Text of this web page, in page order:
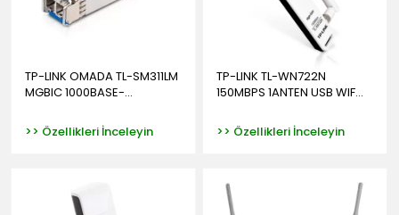
TP-LINK OMADA TL-SM311LM
MGBIC 1000BASE-...
>> Özellikleri İnceleyin
TP-LINK TL-WN722N
150MBPS 1ANTEN USB WIF...
>> Özellikleri İnceleyin